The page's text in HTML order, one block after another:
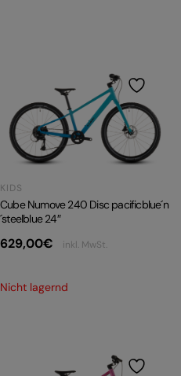
KIDS
Cube Numove 240 Disc pacificblue´n
´steelblue 24″
629,00€ inkl. MwSt.
Nicht lagernd